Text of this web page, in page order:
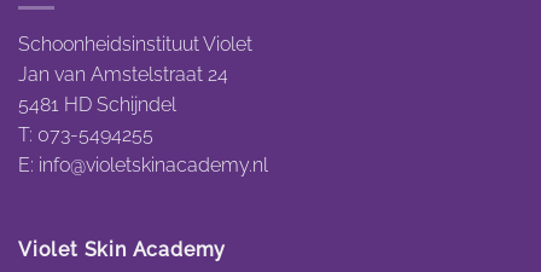
Schoonheidsinstituut Violet
Jan van Amstelstraat 24
5481 HD Schijndel
T: 073-5494255
E: info@violetskinacademy.nl
Violet Skin Academy